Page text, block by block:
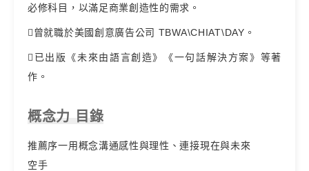
必修科目，以滿足商業創造性的需求。
曾就職於美國創意廣告公司 TBWA\CHIAT\DAY。
已出版《未來由語言創造》《一句話解決方案》等著
作。
概念力 目錄
推薦序一用概念溝通感性與理性、連接現在與未來
空手